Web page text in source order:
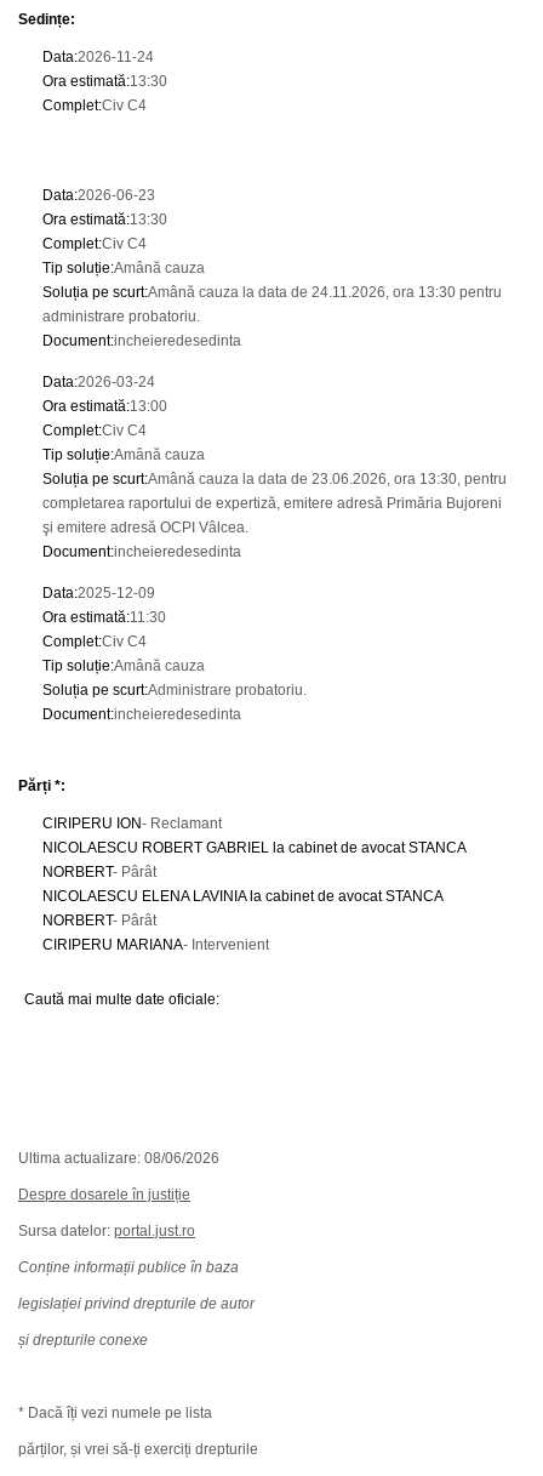
Sedințe:
Data:2026-11-24
Ora estimată:13:30
Complet:Civ C4
Data:2026-06-23
Ora estimată:13:30
Complet:Civ C4
Tip soluție:Amână cauza
Soluția pe scurt:Amână cauza la data de 24.11.2026, ora 13:30 pentru
administrare probatoriu.
Document:incheieredesedinta
Data:2026-03-24
Ora estimată:13:00
Complet:Civ C4
Tip soluție:Amână cauza
Soluția pe scurt:Amână cauza la data de 23.06.2026, ora 13:30, pentru
completarea raportului de expertiză, emitere adresă Primăria Bujoreni
şi emitere adresă OCPI Vâlcea.
Document:incheieredesedinta
Data:2025-12-09
Ora estimată:11:30
Complet:Civ C4
Tip soluție:Amână cauza
Soluția pe scurt:Administrare probatoriu.
Document:incheieredesedinta
Părți *:
CIRIPERU ION- Reclamant
NICOLAESCU ROBERT GABRIEL la cabinet de avocat STANCA
NORBERT- Pârât
NICOLAESCU ELENA LAVINIA la cabinet de avocat STANCA
NORBERT- Pârât
CIRIPERU MARIANA- Intervenient
Caută mai multe date oficiale:
Ultima actualizare: 08/06/2026
Despre dosarele în justiție
Sursa datelor: portal.just.ro
Conține informații publice în baza
legislației privind drepturile de autor
și drepturile conexe
* Dacă îți vezi numele pe lista
părților, și vrei să-ți exerciți drepturile